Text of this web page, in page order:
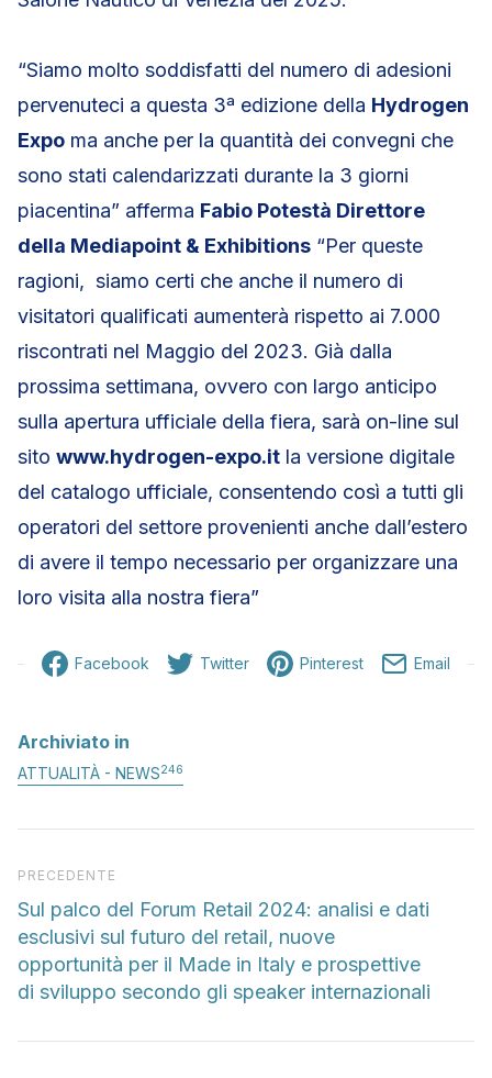
“Siamo molto soddisfatti del numero di adesioni
pervenuteci a questa 3ª edizione della Hydrogen
Expo ma anche per la quantità dei convegni che
sono stati calendarizzati durante la 3 giorni
piacentina” afferma Fabio Potestà Direttore
della Mediapoint & Exhibitions “Per queste
ragioni, siamo certi che anche il numero di
visitatori qualificati aumenterà rispetto ai 7.000
riscontrati nel Maggio del 2023. Già dalla
prossima settimana, ovvero con largo anticipo
sulla apertura ufficiale della fiera, sarà on-line sul
sito www.hydrogen-expo.it la versione digitale
del catalogo ufficiale, consentendo così a tutti gli
operatori del settore provenienti anche dall’estero
di avere il tempo necessario per organizzare una
loro visita alla nostra fiera”
Facebook Twitter Pinterest Email
Archiviato in
ATTUALITÀ - NEWS246
Articolo precedente
PRECEDENTE
Sul palco del Forum Retail 2024: analisi e dati
esclusivi sul futuro del retail, nuove
opportunità per il Made in Italy e prospettive
di sviluppo secondo gli speaker internazionali